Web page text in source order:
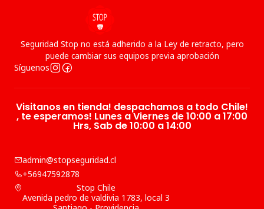
Seguridad Stop no está adherido a la Ley de retracto, pero
puede cambiar sus equipos previa aprobación
Síguenos
Visitanos en tienda! despachamos a todo Chile!
, te esperamos! Lunes a Viernes de 10:00 a 17:00
Hrs, Sab de 10:00 a 14:00
admin@stopseguridad.cl
+56947592878
Stop Chile
Avenida pedro de valdivia 1783, local 3